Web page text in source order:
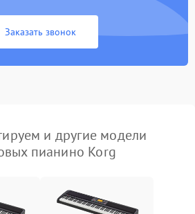
Заказать звонок
и другие модели
пианино Korg